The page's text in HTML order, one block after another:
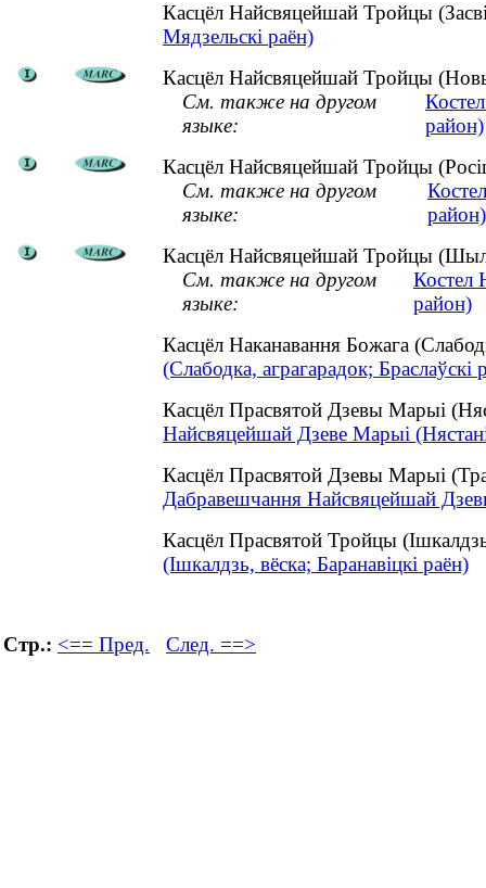
Касцёл Найсвяцейшай Тройцы
Мядзельскі раён)
Касцёл Найсвяцейшай Тройцы
См. также на другом
языке:
район)
Касцёл Найсвяцейшай Тройцы
См. также на другом
языке:
район)
Касцёл Найсвяцейшай Тройцы
См. также на другом
языке:
Костел
район)
Касцёл Наканавання Божага
(Слабодка, аграгарадок; Браслаўскі
Касцёл Прасвятой Дзевы Марыі
Найсвяцейшай Дзеве Марыі
Касцёл Прасвятой Дзевы Марыі
Дабравешчання Найсвяцейшай
Касцёл Прасвятой Тройцы
(Ішкалдзь, вёска; Баранавіцкі раён)
Стр.: <== Пред. След. ==>